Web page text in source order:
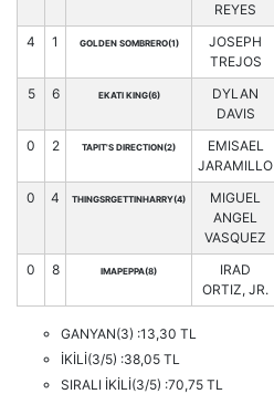
REYES
4 1 GOLDEN SOMBRERO(1)
JOSEPH
TREJOS
5 6 EKATI KING(6)
DYLAN
DAVIS
0 2 TAPIT'S DIRECTION(2)
EMISAEL
JARAMILLO
0 4 THINGSRGETTINHARRY(4)
MIGUEL
ANGEL
VASQUEZ
0 8 IMAPEPPA(8)
IRAD
ORTIZ, JR.
GANYAN(3) :13,30 TL
İKİLİ(3/5) :38,05 TL
SIRALI İKİLİ(3/5) :70,75 TL